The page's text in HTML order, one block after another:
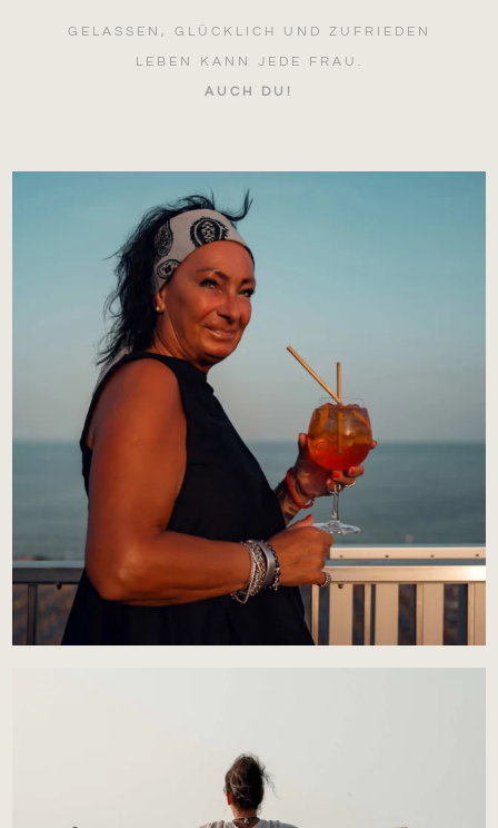
GELASSEN, GLÜCKLICH UND ZUFRIEDEN
LEBEN KANN JEDE FRAU.
AUCH DU!